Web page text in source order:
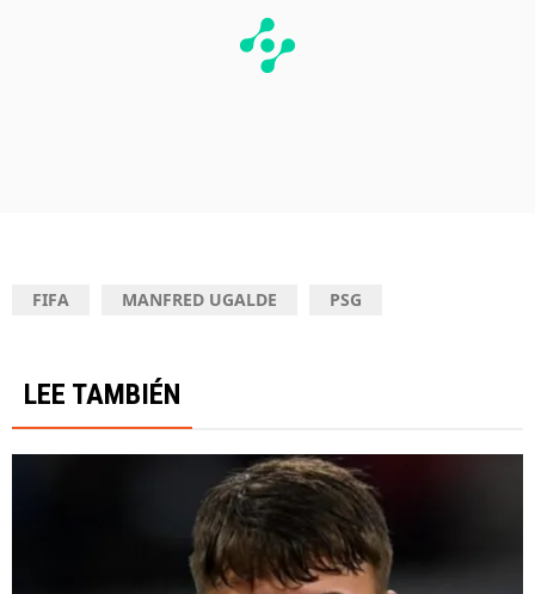
FIFA MANFRED UGALDE PSG
LEE TAMBIÉN